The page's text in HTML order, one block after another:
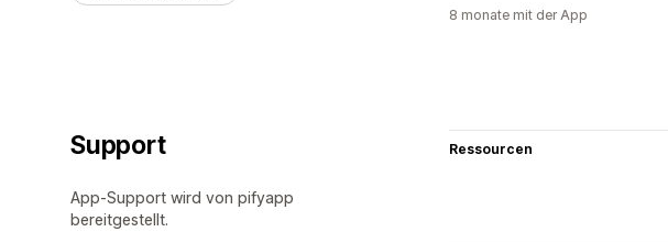
8 monate mit der App
Support
App-Support wird von pifyapp
bereitgestellt.
Ressourcen